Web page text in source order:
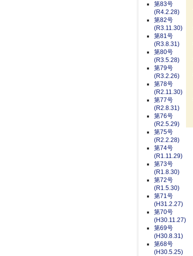
第83号
(R4.2.28)
第82号
(R3.11.30)
第81号
(R3.8.31)
第80号
(R3.5.28)
第79号
(R3.2.26)
第78号
(R2.11.30)
第77号
(R2.8.31)
第76号
(R2.5.29)
第75号
(R2.2.28)
第74号
(R1.11.29)
第73号
(R1.8.30)
第72号
(R1.5.30)
第71号
(H31.2.27)
第70号
(H30.11.27)
第69号
(H30.8.31)
第68号
(H30.5.25)